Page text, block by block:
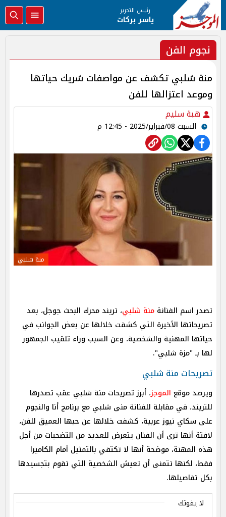
رئيس التحرير
ياسر بركات
نجوم الفن
منة شلبي تكشف عن مواصفات شريك حياتها
وموعد اعتزالها للفن
هبة سليم
السبت 08/فبراير/2025 - 12:45 م
منة شلبي
تصدر اسم الفنانة منة شلبي، تريند محرك البحث جوجل، بعد
تصريحاتها الأخيرة التي كشفت خلالها عن بعض الجوانب في
حياتها المهنية والشخصية، وعن السبب وراء تلقيب الجمهور
لها بـ "مزة شلبي".
تصريحات منة شلبي
ويرصد موقع الموجز، أبرز تصريحات منة شلبي عقب تصدرها
للتريند، في مقابلة للفنانة منى شلبي مع برنامج أنا والنجوم
على سكاي نيوز عربية، كشفت خلالها عن حبها العميق للفن،
لافتة أنها ترى أن الفنان يتعرض للعديد من التضحيات من أجل
هذه المهنة، موضحة أنها لا تكتفي بالتمثيل أمام الكاميرا
فقط، لكنها تتمنى أن تعيش الشخصية التي تقوم بتجسيدها
بكل تفاصيلها.
لا يفوتك